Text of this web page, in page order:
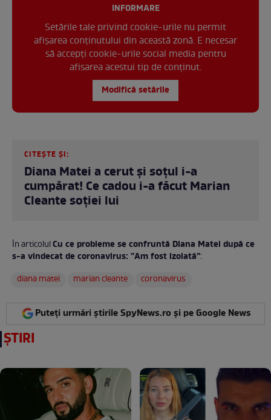
INFORMARE
Setările tale privind cookie-urile nu permit
afișarea conținutului din această zonă. E necesar
să accepți cookie-urile social media pentru
afisarea acestui tip de conținut.
Modifică setările
CITEȘTE ȘI:
Diana Matei a cerut și soțul i-a
cumpărat! Ce cadou i-a făcut Marian
Cleante soției lui
În articolulCu ce probleme se confruntă Diana Matei după ce
s-a vindecat de coronavirus: ”Am fost izolată”:
diana matei
marian cleante coronavirus
Puteți urmări știrile SpyNews.ro și pe Google News
ȘTIRI